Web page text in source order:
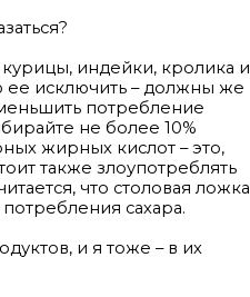
индейки, кролика и
исключить – должны же
потребление
не более 10%
жирных кислот – это,
также злоупотреблять
что столовая ложка
сахара.
и я тоже – в их